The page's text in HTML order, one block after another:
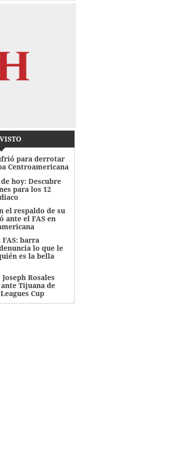
para derrotar
Centroamericana
hoy: Descubre
para los 12
el respaldo de su
ante el FAS en
barra
lo que le
es la bella
Rosales
Tijuana de
Cup